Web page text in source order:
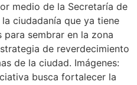
medio de la Secretaría de
ciudadanía que ya tiene
sembrar en la zona
de reverdecimiento
de la ciudad. Imágenes:
busca fortalecer la